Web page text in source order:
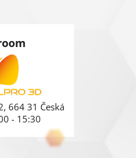
664 31 Česká
- 15:30